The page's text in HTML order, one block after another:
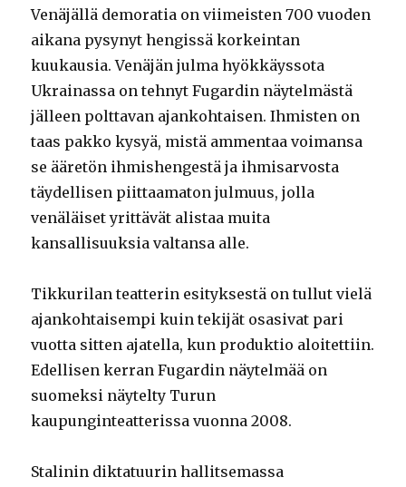
Venäjällä demoratia on viimeisten 700 vuoden
aikana pysynyt hengissä korkeintan
kuukausia. Venäjän julma hyökkäyssota
Ukrainassa on tehnyt Fugardin näytelmästä
jälleen polttavan ajankohtaisen. Ihmisten on
taas pakko kysyä, mistä ammentaa voimansa
se ääretön ihmishengestä ja ihmisarvosta
täydellisen piittaamaton julmuus, jolla
venäläiset yrittävät alistaa muita
kansallisuuksia valtansa alle.
Tikkurilan teatterin esityksestä on tullut vielä
ajankohtaisempi kuin tekijät osasivat pari
vuotta sitten ajatella, kun produktio aloitettiin.
Edellisen kerran Fugardin näytelmää on
suomeksi näytelty Turun
kaupunginteatterissa vuonna 2008.
Stalinin diktatuurin hallitsemassa